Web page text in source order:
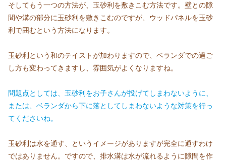
そしてもう一つの方法が、玉砂利を敷きこむ方法です。壁との隙
間や溝の部分に玉砂利を敷きこむのですが、ウッドパネルを玉砂
利で囲むという方法になります。
玉砂利という和のテイストが加わりますので、ベランダでの過ご
し方も変わってきますし、雰囲気がよくなりますね。
問題点としては、玉砂利をお子さんが投げてしまわないように、
または、ベランダから下に落としてしまわないような対策を行っ
てくださいね。
玉砂利は水を通す、というイメージがありますが完全に通すわけ
ではありません。ですので、排水溝は水が流れるように隙間を作